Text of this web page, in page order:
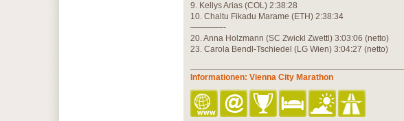
9. Kellys Arias (COL) 2:38:28
10. Chaltu Fikadu Marame (ETH) 2:38:34
————-
20. Anna Holzmann (SC Zwickl Zwettl) 3:03:06 (netto)
23. Carola Bendl-Tschiedel (LG Wien) 3:04:27 (netto)
Informationen: Vienna City Marathon